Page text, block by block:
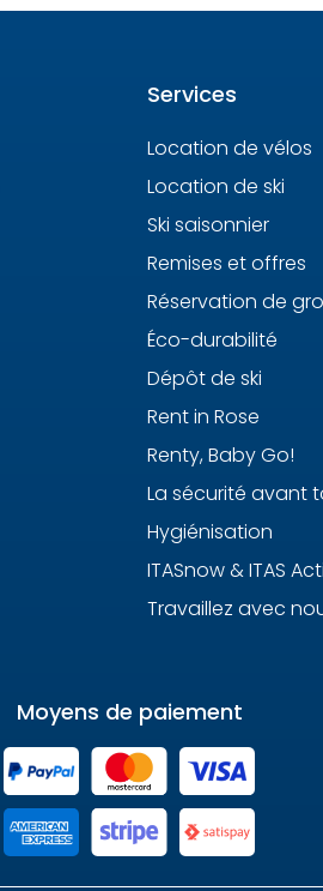
Services
Location de vélos
Location de ski
Ski saisonnier
Remises et offres
Réservation de
Éco-durabilité
Dépôt de ski
Rent in Rose
Renty, Baby Go!
La sécurité avant
Hygiénisation
ITASnow & ITAS
Travaillez avec
Moyens de paiement